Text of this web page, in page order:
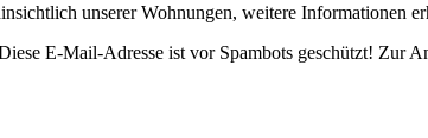
unserer Wohnungen, weitere Informationen
E-Mail-Adresse ist vor Spambots geschützt! Zur